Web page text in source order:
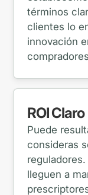
términos
clientes lo
innovación
ROI Claro
Puede
consideras
lleguen a